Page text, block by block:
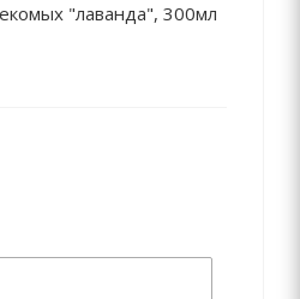
"лаванда", 300мл